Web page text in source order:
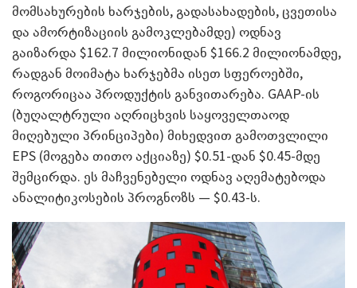
მომსახურების ხარჯების, გადასახადების, ცვეთისა
და ამორტიზაციის გამოკლებამდე) ოდნავ
გაიზარდა $162.7 მილიონიდან $166.2 მილიონამდე,
რადგან მოიმატა ხარჯებმა ისეთ სფეროებში,
როგორიცაა პროდუქტის განვითარება. GAAP-ის
(ბუღალტრული აღრიცხვის საყოველთაოდ
მიღებული პრინციპები) მიხედვით გამოთვლილი
EPS (მოგება თითო აქციაზე) $0.51-დან $0.45-მდე
შემცირდა. ეს მაჩვენებელი ოდნავ აღემატებოდა
ანალიტიკოსების პროგნოზს — $0.43-ს.